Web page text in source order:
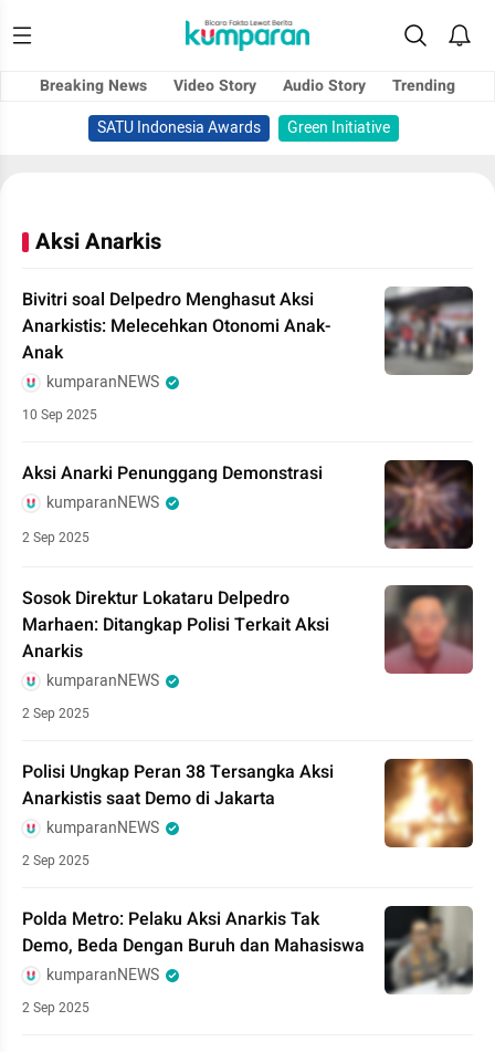
Breaking News Video Story Audio Story
Trending
SATU Indonesia Awards
Green Initiative
Aksi Anarkis
Bivitri soal Delpedro Menghasut Aksi
Anarkistis: Melecehkan Otonomi Anak-
Anak
kumparanNEWS
10 Sep 2025
Aksi Anarki Penunggang Demonstrasi
kumparanNEWS
2 Sep 2025
Sosok Direktur Lokataru Delpedro
Marhaen: Ditangkap Polisi Terkait Aksi
Anarkis
kumparanNEWS
2 Sep 2025
Polisi Ungkap Peran 38 Tersangka Aksi
Anarkistis saat Demo di Jakarta
kumparanNEWS
2 Sep 2025
Polda Metro: Pelaku Aksi Anarkis Tak
Demo, Beda Dengan Buruh dan Mahasiswa
kumparanNEWS
2 Sep 2025